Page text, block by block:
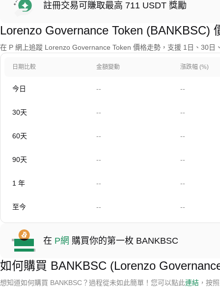
註冊交易可賺取最高 711 USDT 獎勵
Lorenzo Governance Token (BANKBSC)
在 P 網上追蹤 Lorenzo Governance Token 價格走勢，支援 1日、30日
日期比較 金額變動 漲跌幅 (%)
今日 -- --
30天 -- --
60天 -- --
90天 -- --
1 年 -- --
至今 -- --
在 P網 購買你的第一枚 BANKBSC
如何購買 BANKBSC (Lorenzo
想知道如何購買 BANKBSC？過程從未如此簡單！您可以點此連結 ，按